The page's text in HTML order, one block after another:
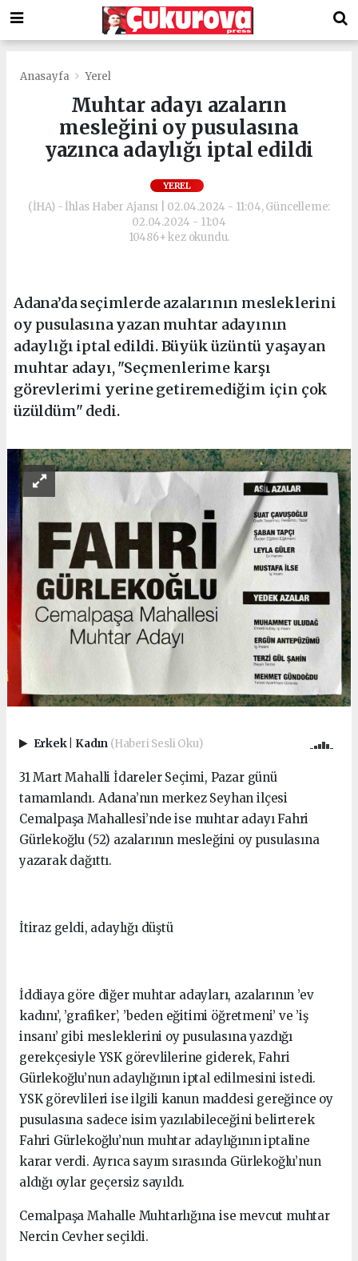
Anasayfa Yerel
Muhtar adayı azaların
mesleğini oy pusulasına
yazınca adaylığı iptal edildi
YEREL
(İHA) - İhlas Haber Ajansı | 02.04.2024 - 11:04, Güncelleme:
02.04.2024 - 11:04
10486+ kez okundu.
Adana’da seçimlerde azalarının mesleklerini
oy pusulasına yazan muhtar adayının
adaylığı iptal edildi. Büyük üzüntü yaşayan
muhtar adayı, "Seçmenlerime karşı
görevlerimi yerine getiremediğim için çok
üzüldüm" dedi.
Erkek Kadın (Haberi Sesli Oku)
31 Mart Mahalli İdareler Seçimi, Pazar günü
tamamlandı. Adana’nın merkez Seyhan ilçesi
Cemalpaşa Mahallesi’nde ise muhtar adayı Fahri
Gürlekoğlu (52) azalarının mesleğini oy pusulasına
yazarak dağıttı.
İtiraz geldi, adaylığı düştü
İddiaya göre diğer muhtar adayları, azalarının ’ev
kadını’, ’grafiker’, ’beden eğitimi öğretmeni’ ve ’iş
insanı’ gibi mesleklerini oy pusulasına yazdığı
gerekçesiyle YSK görevlilerine giderek, Fahri
Gürlekoğlu’nun adaylığının iptal edilmesini istedi.
YSK görevlileri ise ilgili kanun maddesi gereğince oy
pusulasına sadece isim yazılabileceğini belirterek
Fahri Gürlekoğlu’nun muhtar adaylığının iptaline
karar verdi. Ayrıca sayım sırasında Gürlekoğlu’nun
aldığı oylar geçersiz sayıldı.
Cemalpaşa Mahalle Muhtarlığına ise mevcut muhtar
Nercin Cevher seçildi.